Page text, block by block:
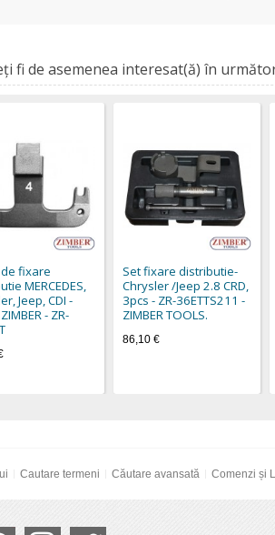
fi de asemenea interesat(ă) în
fixare
MERCEDES,
Jeep, CDI -
- ZR-
Set fixare distributie-
Chrysler /Jeep 2.8 CRD,
3pcs - ZR-36ETTS211 -
ZIMBER TOOLS.
86,10 €
Cautare termeni Căutare avansată Comenzi și